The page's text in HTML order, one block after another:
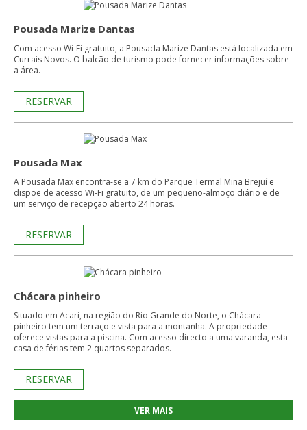
Pousada Marize Dantas
Com acesso Wi-Fi gratuito, a Pousada Marize Dantas está localizada em
Currais Novos. O balcão de turismo pode fornecer informações sobre
a área.
RESERVAR
Pousada Max
A Pousada Max encontra-se a 7 km do Parque Termal Mina Brejuí e
dispõe de acesso Wi-Fi gratuito, de um pequeno-almoço diário e de
um serviço de recepção aberto 24 horas.
RESERVAR
Chácara pinheiro
Situado em Acari, na região do Rio Grande do Norte, o Chácara
pinheiro tem um terraço e vista para a montanha. A propriedade
oferece vistas para a piscina. Com acesso directo a uma varanda, esta
casa de férias tem 2 quartos separados.
RESERVAR
VER MAIS